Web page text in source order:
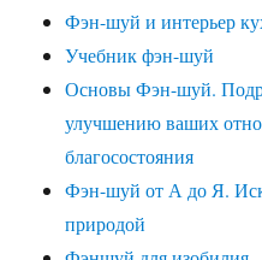
Фэн-шуй и интерьер
Учебник фэн-шуй
Основы Фэн-шуй.
улучшению ваших
благосостояния
Фэн-шуй от А до Я.
природой